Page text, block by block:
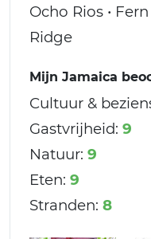
Ocho Rios •
Ridge
Mijn Jamaica
Cultuur &
Gastvrijheid: 9
Natuur: 9
Eten: 9
Stranden: 8